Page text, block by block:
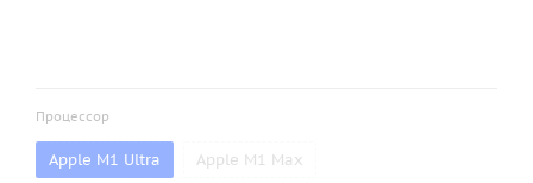
Процессор
Apple M1 Ultra Apple M1 Max